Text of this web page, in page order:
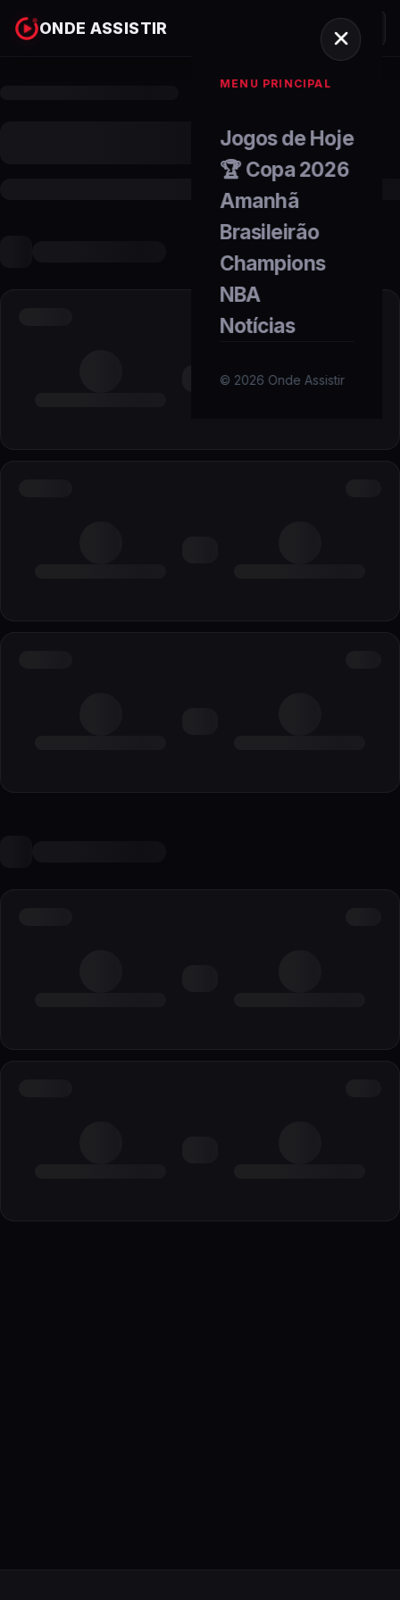
ONDE ASSISTIR
MENU PRINCIPAL
Jogos de Hoje
🏆 Copa 2026
Amanhã
Brasileirão
Champions
NBA
Notícias
© 2026 Onde Assistir